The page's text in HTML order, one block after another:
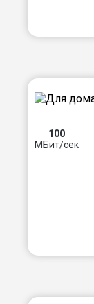
100
МБит/сек